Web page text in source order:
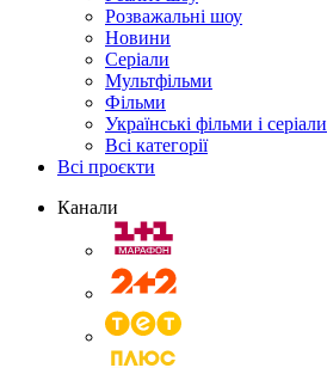
Розважальні шоу
Новини
Серіали
Мультфільми
Фільми
Українські фільми і серіали
Всі категорії
Всі проєкти
Канали